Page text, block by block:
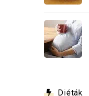
Diéták